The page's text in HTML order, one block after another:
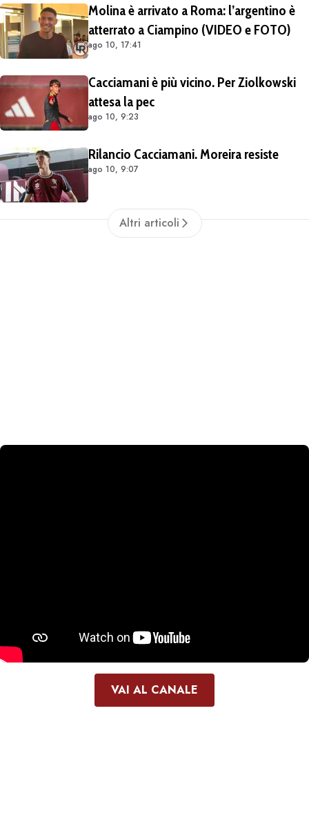
Molina è arrivato a Roma: l’argentino è
atterrato a Ciampino (VIDEO e FOTO)
ago 10, 17:41
Cacciamani è più vicino. Per Ziolkowski
attesa la pec
ago 10, 9:23
Rilancio Cacciamani. Moreira resiste
ago 10, 9:07
Altri articoli
VAI AL CANALE